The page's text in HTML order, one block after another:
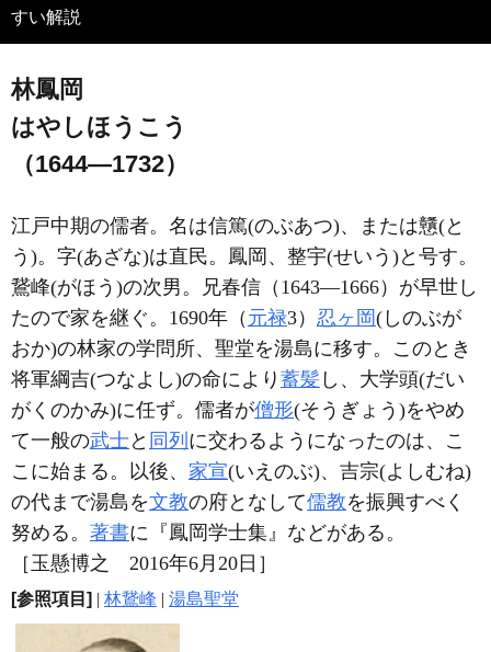
すい解説
林鳳岡
はやしほうこう
（1644―1732）
江戸中期の儒者。名は信篤(のぶあつ)、または戇(と
う)。字(あざな)は直民。鳳岡、整宇(せいう)と号す。
鵞峰(がほう)の次男。兄春信（1643―1666）が早世し
たので家を継ぐ。1690年（ 元禄3） 忍ヶ岡 (しのぶが
おか)の林家の学問所、聖堂を湯島に移す。このとき
将軍綱吉(つなよし)の命により 蓄髪 し、大学頭(だい
がくのかみ)に任ず。儒者が僧形(そうぎょう)をやめ
て一般の武士と 同列 に交わるようになったのは、こ
こに始まる。以後、 家宣(いえのぶ)、吉宗(よしむね)
の代まで湯島を文教の府となして儒教を振興すべく
努める。 著書に『鳳岡学士集』などがある。
［玉懸博之 2016年6月20日］
[参照項目] | 林鵞峰 | 湯島聖堂